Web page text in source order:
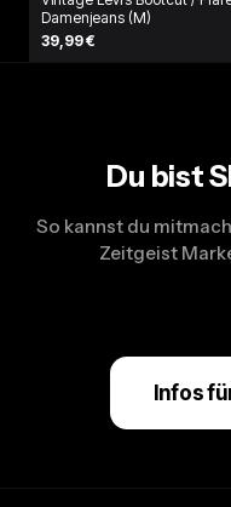
Damenjeans (M)
39,99 €
Du bist
So kannst du
Zeitgeist
Infos